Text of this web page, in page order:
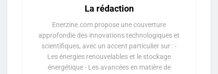
La rédaction
Enerzine.com propose une couverture
approfondie des innovations technologiques et
scientifiques, avec un accent particulier sur : -
Les énergies renouvelables et le stockage
énergétique - Les avancées en matière de